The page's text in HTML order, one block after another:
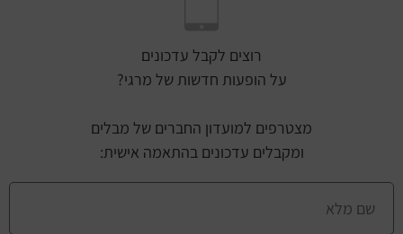
רוצים לקבל עדכונים
על הופעות חדשות של מרגי?
מצטרפים למועדון החברים של מבלים
ומקבלים עדכונים בהתאמה אישית: